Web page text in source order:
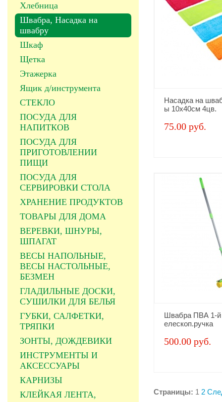
Хлебница
Швабра, Насадка на
швабру
Шкаф
Щетка
Этажерка
Ящик д/инструмента
СТЕКЛО
ПОСУДА ДЛЯ
НАПИТКОВ
ПОСУДА ДЛЯ
ПРИГОТОВЛЕНИИ
ПИЩИ
ПОСУДА ДЛЯ
СЕРВИРОВКИ СТОЛА
ХРАНЕНИЕ ПРОДУКТОВ
ТОВАРЫ ДЛЯ ДОМА
ВЕРЕВКИ, ШНУРЫ,
ШПАГАТ
ВЕСЫ НАПОЛЬНЫЕ,
ВЕСЫ НАСТОЛЬНЫЕ,
БЕЗМЕН
ГЛАДИЛЬНЫЕ ДОСКИ,
СУШИЛКИ ДЛЯ БЕЛЬЯ
ГУБКИ, САЛФЕТКИ,
ТРЯПКИ
ЗОНТЫ, ДОЖДЕВИКИ
ИНСТРУМЕНТЫ И
АКСЕССУАРЫ
КАРНИЗЫ
КЛЕЙКАЯ ЛЕНТА,
Насадка на
ы 10х40см 4цв.
75.00 руб.
Швабра ПВА 1-й
елескоп.ручка
500.00 руб.
Страницы: 1 2